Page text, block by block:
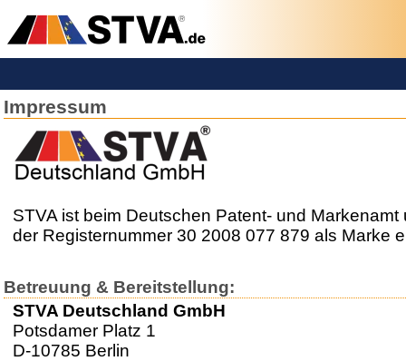
Impressum
STVA ist beim Deutschen Patent- und Markenamt
der Registernummer 30 2008 077 879 als Marke
Betreuung & Bereitstellung:
STVA Deutschland GmbH
Potsdamer Platz 1
D-10785 Berlin